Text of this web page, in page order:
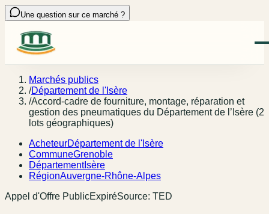
Une question sur ce marché ?
Marchés publics
/Département de l'Isère
/Accord-cadre de fourniture, montage, réparation et
gestion des pneumatiques du Département de l’Isère (2
lots géographiques)
AcheteurDépartement de l'Isère
CommuneGrenoble
DépartementIsère
RégionAuvergne-Rhône-Alpes
Appel d'Offre PublicExpiréSource: TED